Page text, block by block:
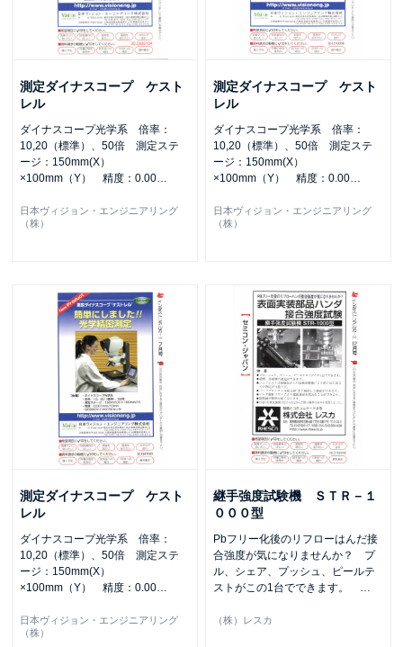
測定ダイナスコープ ケスト
レル
ダイナスコープ光学系 倍率：
10,20（標準）、50倍 測定ステ
ージ：150mm(X）
×100mm（Y） 精度：0.00…
日本ヴィジョン・エンジニアリング
（株）
測定ダイナスコープ ケスト
レル
ダイナスコープ光学系 倍率：
10,20（標準）、50倍 測定ステ
ージ：150mm(X）
×100mm（Y） 精度：0.00…
日本ヴィジョン・エンジニアリング
（株）
測定ダイナスコープ ケスト
レル
ダイナスコープ光学系 倍率：
10,20（標準）、50倍 測定ステ
ージ：150mm(X）
×100mm（Y） 精度：0.00…
日本ヴィジョン・エンジニアリング
（株）
継手強度試験機 ＳＴＲ－１
０００型
Pbフリー化後のリフローはんだ接
合強度が気になりませんか？ プ
ル、シェア、プッシュ、ピールテ
ストがこの1台でできます。 …
（株）レスカ